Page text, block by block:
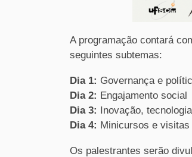
A programação contará
seguintes subtemas:
Dia 1: Governança e
Dia 2: Engajamento social
Dia 3: Inovação,
Dia 4: Minicursos e visitas
Os palestrantes serão